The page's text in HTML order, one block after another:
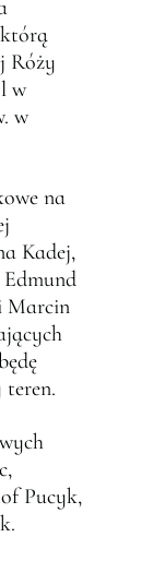
Róży
w
w
na
Kadej,
Marcin
Pucyk,